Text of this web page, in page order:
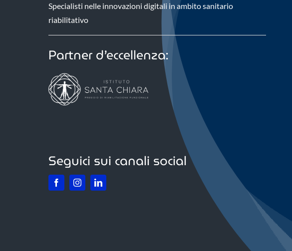
Specialisti nelle innovazioni digitali in ambito sanitario
riabilitativo
Partner d’eccellenza:
Seguici sui canali social